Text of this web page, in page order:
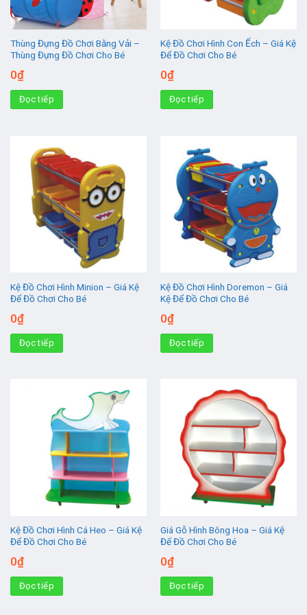
Thùng Đựng Đồ Chơi Bằng Vải –
Thùng Đựng Đồ Chơi Cho Bé
0₫
Đọc tiếp
Kệ Đồ Chơi Hình Con Ếch – Giá Kệ
Để Đồ Chơi Cho Bé
0₫
Đọc tiếp
Kệ Đồ Chơi Hình Minion – Giá Kệ
Để Đồ Chơi Cho Bé
0₫
Đọc tiếp
Kệ Đồ Chơi Hình Doremon – Giá
Kệ Để Đồ Chơi Cho Bé
0₫
Đọc tiếp
Kệ Đồ Chơi Hình Cá Heo – Giá Kệ
Để Đồ Chơi Cho Bé
0₫
Đọc tiếp
Giá Gỗ Hình Bông Hoa – Giá Kệ
Để Đồ Chơi Cho Bé
0₫
Đọc tiếp